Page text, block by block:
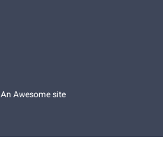
An Awesome site